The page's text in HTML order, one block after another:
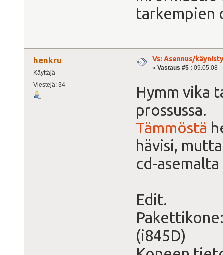
tarkempien
henkru
Käyttäjä
Viestejä: 34
Vs: Asennus/
« Vastaus #5 : 09.05.08 -
Hymm vika
prossussa.
Tämmöstä
hävisi,
cd-
Edit.
(i845D)